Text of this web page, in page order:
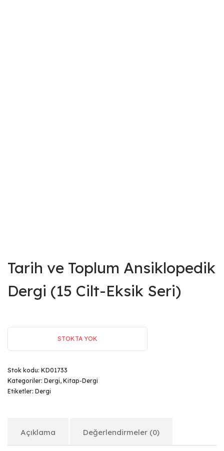
Tarih ve Toplum Ansiklopedik
Dergi (15 Cilt-Eksik Seri)
STOKTA YOK
Stok kodu: KD01733
Kategoriler: Dergi, Kitap-Dergi
Etiketler: Dergi
Açıklama Değerlendirmeler (0)